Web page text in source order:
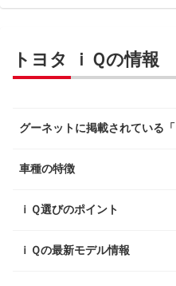
トヨタ ｉＱの情報
グーネットに掲載されている
車種の特徴
ｉＱ選びのポイント
ｉＱの最新モデル情報